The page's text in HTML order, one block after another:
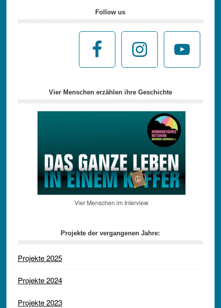
Follow us
Vier Menschen erzählen ihre Geschichte
Vier Menschen im Interview
Projekte der vergangenen Jahre:
Projekte 2025
Projekte 2024
Projekte 2023